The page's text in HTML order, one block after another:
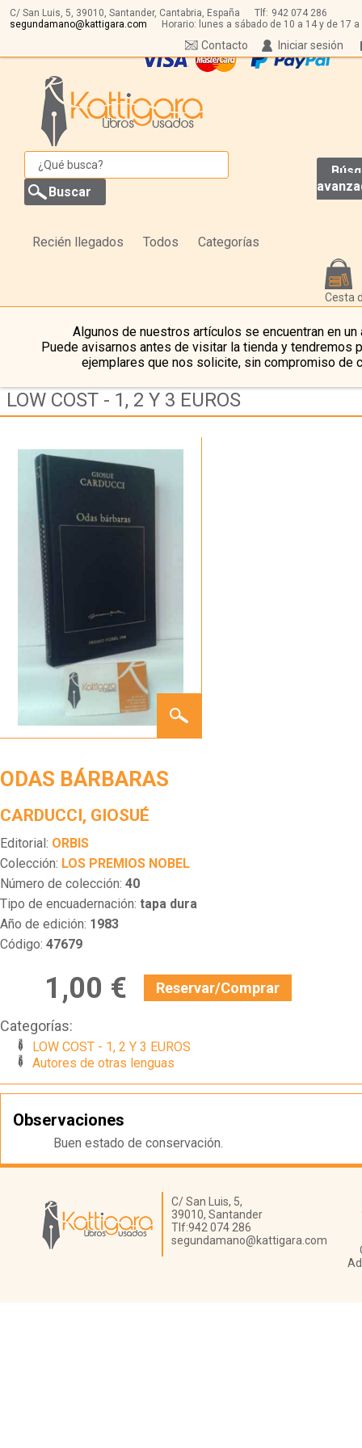
C/ San Luis, 5, 39010, Santander, Cantabria, España Tlf: 942 074 286
segundamano@kattigara.com
Horario: lunes a sábado de 10 a 14 y de 17 a
Iniciar sesión
Contacto
Recién llegados Todos Categorías
Cesta
Algunos de nuestros artículos se encuentran en un
Puede avisarnos antes de visitar la tienda y tendremos
ejemplares que nos solicite, sin compromiso de
LOW COST - 1, 2 Y 3 EUROS
BÁRBARAS
ODAS BÁRBARAS
CARDUCCI, GIOSUÉ
Editorial: ORBIS
Colección: LOS PREMIOS NOBEL
Número de colección: 40
Tipo de encuadernación: tapa dura
Año de edición: 1983
Código: 47679
1,00 € Reservar/Comprar
Categorías:
LOW COST - 1, 2 Y 3 EUROS
Autores de otras lenguas
Observaciones
Buen estado de conservación.
Librería Kattigara
C/ San Luis, 5,
39010, Santander
Tlf:942 074 286
segundamano@kattigara.com